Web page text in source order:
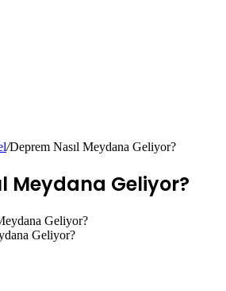
Meydana Geliyor?